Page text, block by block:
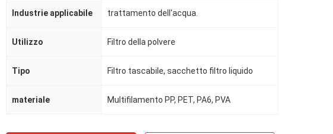
Industrie applicabile trattamento dell'acqua.
Utilizzo Filtro della polvere
Tipo Filtro tascabile, sacchetto filtro liquido
materiale Multifilamento PP, PET, PA6, PVA